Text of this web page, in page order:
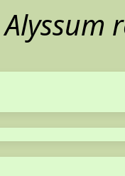
Alyssum